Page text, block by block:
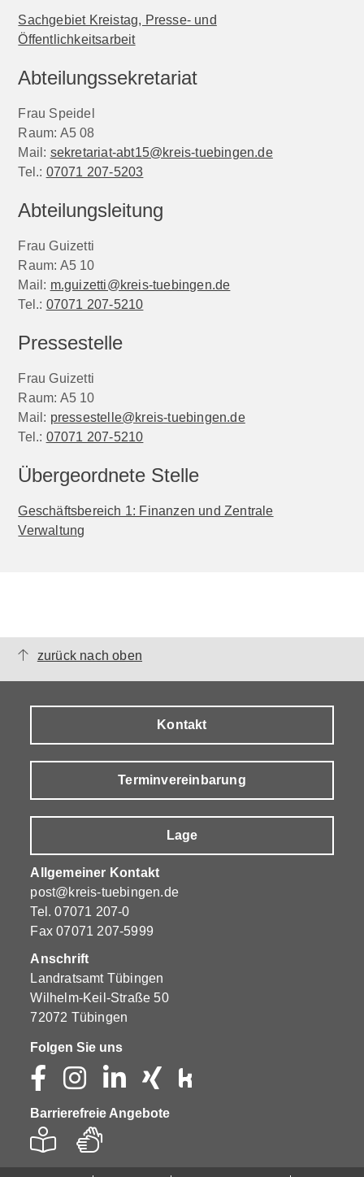
Sachgebiet Kreistag, Presse- und
Öffentlichkeitsarbeit
Abteilungssekretariat
Frau Speidel
Raum: A5 08
Mail: sekretariat-abt15@kreis-tuebingen.de
Tel.: 07071 207-5203
Abteilungsleitung
Frau Guizetti
Raum: A5 10
Mail: m.guizetti@kreis-tuebingen.de
Tel.: 07071 207-5210
Pressestelle
Frau Guizetti
Raum: A5 10
Mail: pressestelle@kreis-tuebingen.de
Tel.: 07071 207-5210
Übergeordnete Stelle
Geschäftsbereich 1: Finanzen und Zentrale
Verwaltung
zurück nach oben
Kontakt
Terminvereinbarung
Lage
Allgemeiner Kontakt
post@kreis-tuebingen.de
Tel.07071 207-0
Fax 07071 207-5999
Anschrift
Landratsamt Tübingen
Wilhelm-Keil-Straße 50
72072 Tübingen
Folgen Sie uns
Barrierefreie Angebote